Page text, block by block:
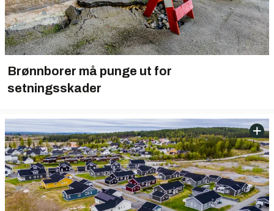
Brønnborer må punge ut for
setningsskader